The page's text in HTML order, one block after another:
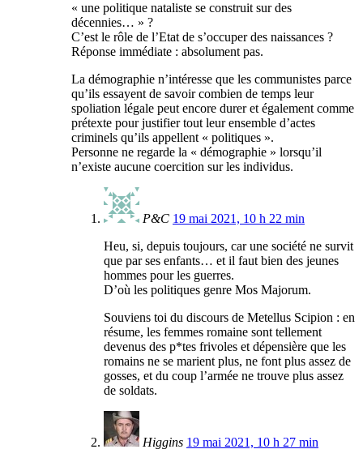
« une politique nataliste se construit sur des
décennies… » ?
C’est le rôle de l’Etat de s’occuper des naissances ?
Réponse immédiate : absolument pas.
La démographie n’intéresse que les communistes parce
qu’ils essayent de savoir combien de temps leur
spoliation légale peut encore durer et également comme
prétexte pour justifier tout leur ensemble d’actes
criminels qu’ils appellent « politiques ».
Personne ne regarde la « démographie » lorsqu’il
n’existe aucune coercition sur les individus.
P&C 19 mai 2021, 10 h 22 min
Heu, si, depuis toujours, car une société ne survit
que par ses enfants… et il faut bien des jeunes
hommes pour les guerres.
D’où les politiques genre Mos Majorum.
Souviens toi du discours de Metellus Scipion : en
résume, les femmes romaine sont tellement
devenus des p*tes frivoles et dépensière que les
romains ne se marient plus, ne font plus assez de
gosses, et du coup l’armée ne trouve plus assez
de soldats.
Higgins 19 mai 2021, 10 h 27 min